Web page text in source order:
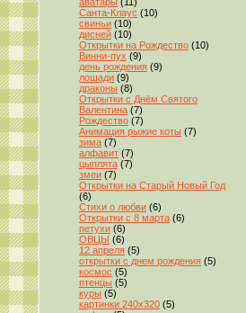
Санта-Клаус (10)
свиньи (10)
дисней (10)
Открытки на Рождество (10)
Винни-пух (9)
день рождения (9)
лошади (9)
драконы (8)
Открытки с Днём Святого
Валентина (7)
Рождество (7)
Анимация рыжие коты (7)
зима (7)
алфавит (7)
цыплята (7)
змеи (7)
Открытки на Старый Новый Год
(6)
Стихи о любви (6)
Открытки с 8 марта (6)
петухи (6)
ОВЦЫ (6)
12 апреля (5)
открытки с днем рождения (5)
космос (5)
птенцы (5)
куры (5)
картинки 240x320 (5)